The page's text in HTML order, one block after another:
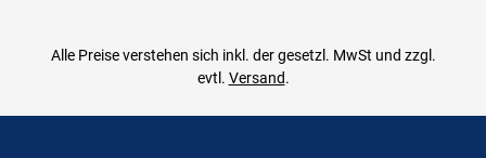
Alle Preise verstehen sich inkl. der gesetzl. MwSt und zzgl.
evtl. Versand.